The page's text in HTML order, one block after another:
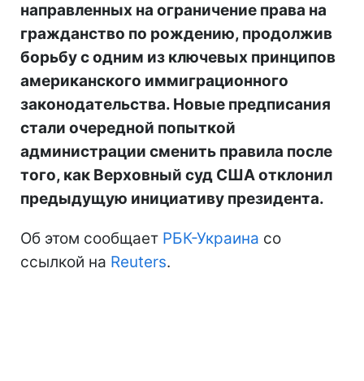
направленных на ограничение права на
гражданство по рождению, продолжив
борьбу с одним из ключевых принципов
американского иммиграционного
законодательства. Новые предписания
стали очередной попыткой
администрации сменить правила после
того, как Верховный суд США отклонил
предыдущую инициативу президента.
Об этом сообщает РБК-Украина со
ссылкой на Reuters.